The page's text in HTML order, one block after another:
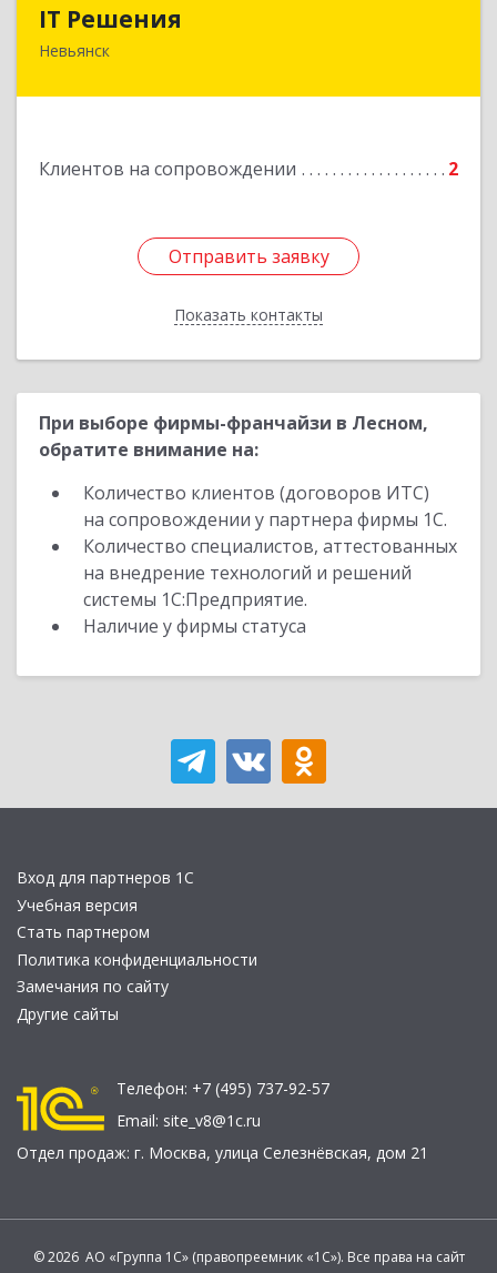
IT Решения
Невьянск
Клиентов на сопровождении 2
Отправить заявку
Показать контакты
Отправить заявку
Назад
При выборе фирмы-франчайзи в Лесном,
обратите внимание на:
Количество клиентов (договоров ИТС)
на сопровождении у партнера фирмы 1С.
Количество специалистов, аттестованных
на внедрение технологий и решений
системы 1С:Предприятие.
Наличие у фирмы статуса
Вход для партнеров 1С
Учебная версия
Стать партнером
Политика конфиденциальности
Замечания по сайту
Другие сайты
Телефон: +7 (495) 737-92-57
Email: site_v8@1c.ru
Отдел продаж: г. Москва, улица Селезнёвская, дом 21
© 2026 АО «Группа 1С» (правопреемник «1С»). Все права на сайт